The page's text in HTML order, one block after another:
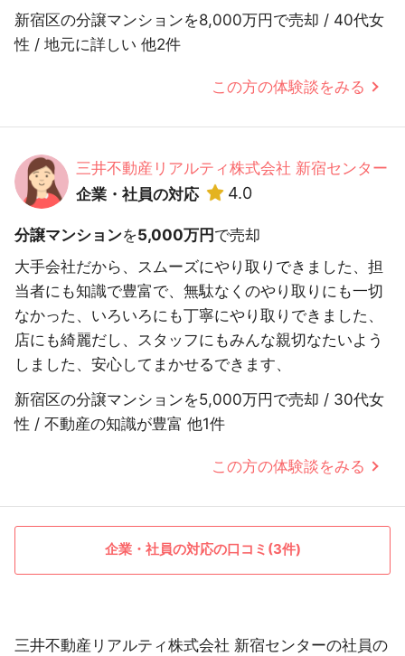
新宿区の分譲マンションを8,000万円で売却 / 40代女
性 / 地元に詳しい 他2件
この方の体験談をみる
三井不動産リアルティ株式会社 新宿センター
企業・社員の対応
4.0
分譲マンションを5,000万円 で売却
大手会社だから、スムーズにやり取りできました、担
当者にも知識で豊富で、無駄なくのやり取りにも一切
なかった、いろいろにも丁寧にやり取りできました、
店にも綺麗だし、スタッフにもみんな親切なたいよう
しました、安心してまかせるできます、
新宿区の分譲マンションを5,000万円で売却 / 30代女
性 / 不動産の知識が豊富 他1件
この方の体験談をみる
企業・社員の対応の口コミ(3件)
三井不動産リアルティ株式会社 新宿センターの社員の